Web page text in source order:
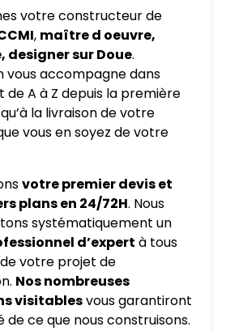
votre constructeur de
, maître d oeuvre,
designer sur Doue.
vous accompagne dans
A à Z depuis la première
la livraison de votre
vous en soyez de votre
votre premier devis et
plans en 24/72H. Nous
systématiquement un
d’expert à tous
votre projet de
Nos nombreuses
visitablesvous garantiront
de ce que nous construisons.